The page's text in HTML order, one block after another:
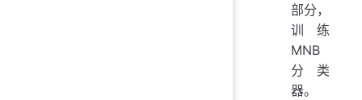
部分，
训练
MNB
分类
器。